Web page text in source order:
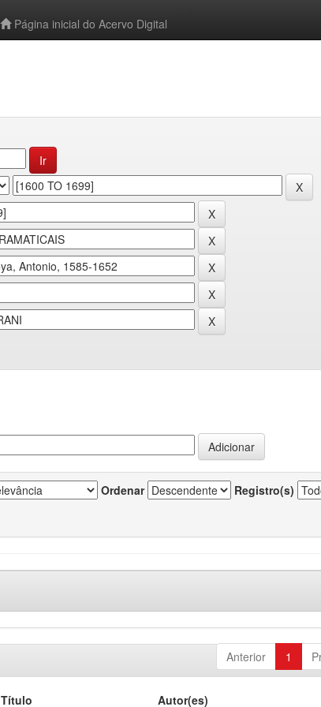
Página inicial do Acervo Digital
Ordenar Registro(s)
Anterior 1
Título Autor(es)